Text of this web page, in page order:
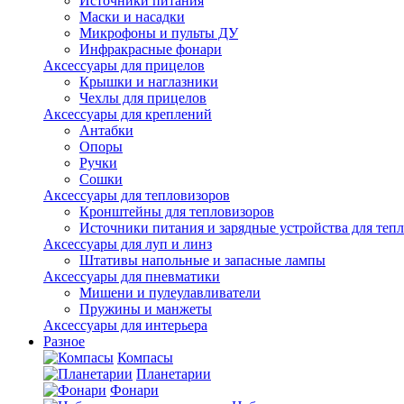
Маски и насадки
Микрофоны и пульты ДУ
Инфракрасные фонари
Аксессуары для прицелов
Крышки и наглазники
Чехлы для прицелов
Аксессуары для креплений
Антабки
Опоры
Ручки
Сошки
Аксессуары для тепловизоров
Кронштейны для тепловизоров
Источники питания и зарядные устройства для
Аксессуары для луп и линз
Штативы напольные и запасные лампы
Аксессуары для пневматики
Мишени и пулеулавливатели
Пружины и манжеты
Аксессуары для интерьера
Разное
Компасы
Планетарии
Фонари